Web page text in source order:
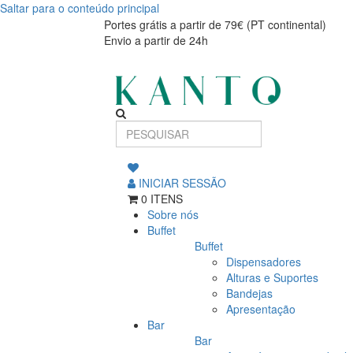
Saltar para o conteúdo principal
P.TRAVESSA
MEL.53x32,5cm
P.TRAVESSA
MEL.53x32,5cm
Portes grátis a partir de 79€ (PT continental)
Envio a partir de 24h
INICIAR SESSÃO
0 ITENS
Sobre nós
Buffet
Buffet
Dispensadores
Alturas e Suportes
Bandejas
Apresentação
Bar
Bar